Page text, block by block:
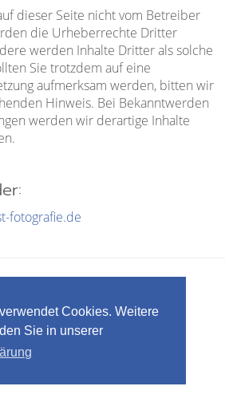
Cookies. Weitere
Sie in unserer
dieser Seite nicht vom Betreiber
die Urheberrechte Dritter
werden Inhalte Dritter als solche
Sie trotzdem auf eine
aufmerksam werden, bitten wir
Hinweis. Bei Bekanntwerden
werden wir derartige Inhalte
fotografie.de
100
105